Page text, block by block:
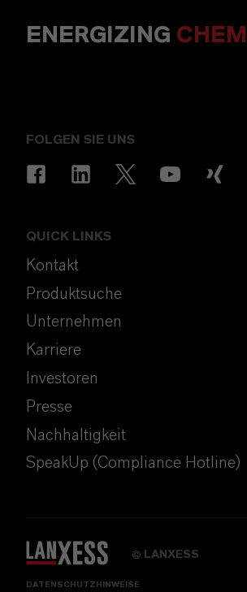
ENERGIZING
FOLGEN SIE UNS
QUICK LINKS
Kontakt
Produktsuche
Unternehmen
Karriere
Investoren
Presse
Nachhaltigkeit
SpeakUp (Compliance Hotline)
© LANXESS
DATENSCHUTZHINWEISE